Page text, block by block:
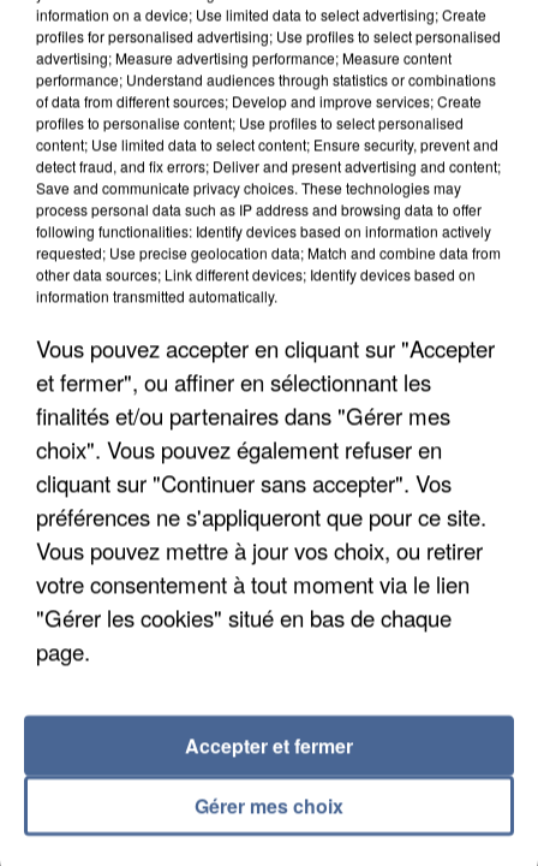
UN SECOND CADRE DE LA DZ MAFIA
INTERPELLÉ EN ALGÉRIE
UNE TOURISTE DE L’OISE EMPORTÉE PAR UNE
COULÉE DE BOUE EN HAUTE-SAVOIE
information on a device; Use limited data to select advertising; Create
profiles for personalised advertising; Use profiles to select personalised
advertising; Measure advertising performance; Measure content
performance; Understand audiences through statistics or combinations
of data from different sources; Develop and improve services; Create
profiles to personalise content; Use profiles to select personalised
content; Use limited data to select content; Ensure security, prevent and
detect fraud, and fix errors; Deliver and present advertising and content;
Save and communicate privacy choices. These technologies may
process personal data such as IP address and browsing data to offer
following functionalities: Identify devices based on information actively
requested; Use precise geolocation data; Match and combine data from
other data sources; Link different devices; Identify devices based on
information transmitted automatically.
Vous pouvez accepter en cliquant sur "Accepter
et fermer", ou affiner en sélectionnant les
finalités et/ou partenaires dans "Gérer mes
choix". Vous pouvez également refuser en
cliquant sur "Continuer sans accepter". Vos
préférences ne s'appliqueront que pour ce site.
Vous pouvez mettre à jour vos choix, ou retirer
votre consentement à tout moment via le lien
"Gérer les cookies" situé en bas de chaque
page.
Gérer mes choix
Accepter et fermer